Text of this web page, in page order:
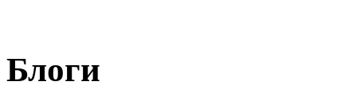
Блоги